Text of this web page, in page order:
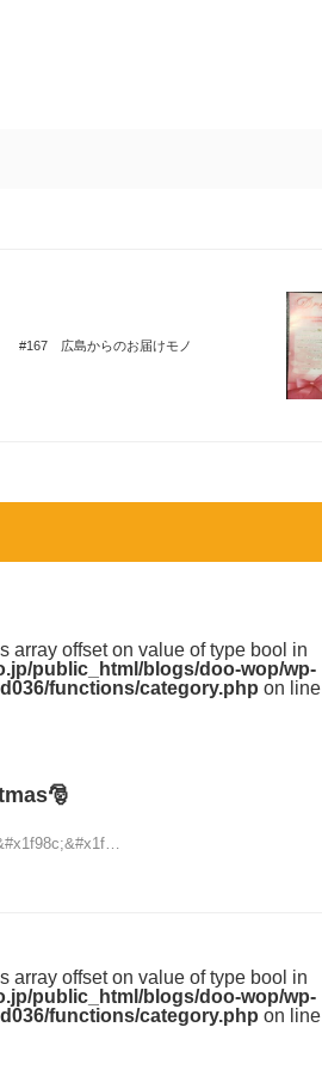
#167 広島からのお届けモノ
array offset on value of type bool in
public_html/blogs/doo-wop/wp-
functions/category.php on line
array offset on value of type bool in
public_html/blogs/doo-wop/wp-
functions/category.php on line